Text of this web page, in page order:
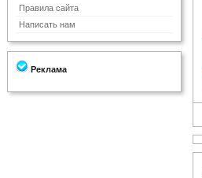
Правила сайта
Написать нам
Реклама